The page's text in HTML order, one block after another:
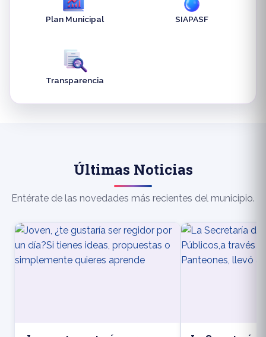
Plan Municipal SIAPASF
Transparencia
Últimas Noticias
Entérate de las novedades más recientes del municipio.